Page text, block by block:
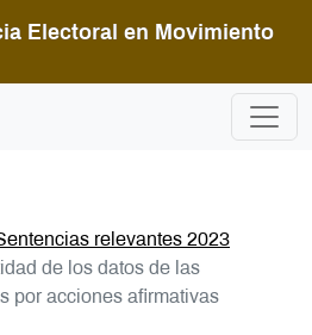
Electoral en Movimiento
relevantes 2023
de los datos de las
por acciones afirmativas